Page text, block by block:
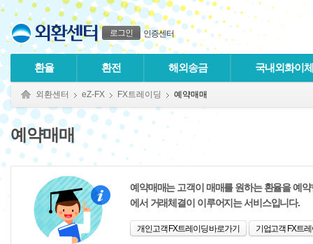
본문으로 바로가기
푸터 바로가기
로그인 인증센터
환율 환전 해외송금 국내외화이체
외환센터 eZ-FX FX트레이딩 예약매매
예약매매
예약매매는 고객이 매매를 원하는 환율을 예
에서 거래체결이 이루어지는 서비스입니다.
개인고객 FX트레이딩 바로가기 기업고객 FX트